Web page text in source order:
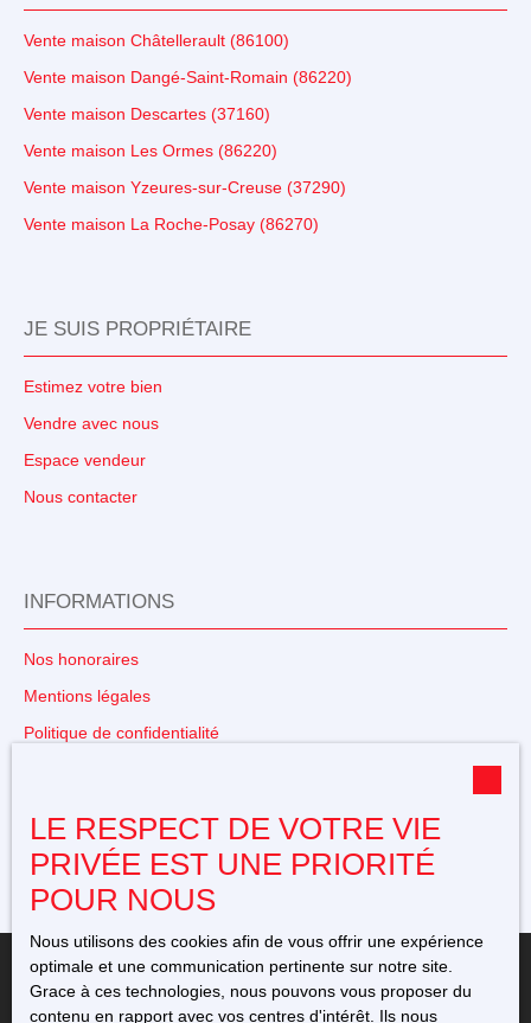
Vente maison Châtellerault (86100)
Vente maison Dangé-Saint-Romain (86220)
Vente maison Descartes (37160)
Vente maison Les Ormes (86220)
Vente maison Yzeures-sur-Creuse (37290)
Vente maison La Roche-Posay (86270)
JE SUIS PROPRIÉTAIRE
Estimez votre bien
Vendre avec nous
Espace vendeur
Nous contacter
INFORMATIONS
Nos honoraires
Mentions légales
Politique de confidentialité
Propulsé par
LE RESPECT DE VOTRE VIE
PRIVÉE EST UNE PRIORITÉ
POUR NOUS
Nous utilisons des cookies afin de vous offrir une expérience
optimale et une communication pertinente sur notre site.
Grace à ces technologies, nous pouvons vous proposer du
contenu en rapport avec vos centres d'intérêt. Ils nous